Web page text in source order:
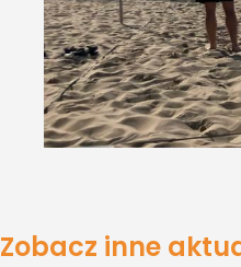
Zobacz inne